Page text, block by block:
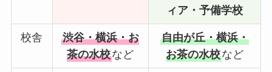
ィア・予備学校
校舎
渋谷・横浜・お
茶の水校など
自由が丘・横浜・
お茶の水校など